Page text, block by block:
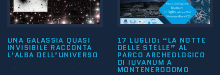
UNA GALASSIA QUASI
INVISIBILE RACCONTA
L’ALBA DELL’UNIVERSO
17 LUGLIO: “LA NOTTE
DELLE STELLE” AL
PARCO ARCHEOLOGICO
DI IUVANUM A
MONTENERODOMO